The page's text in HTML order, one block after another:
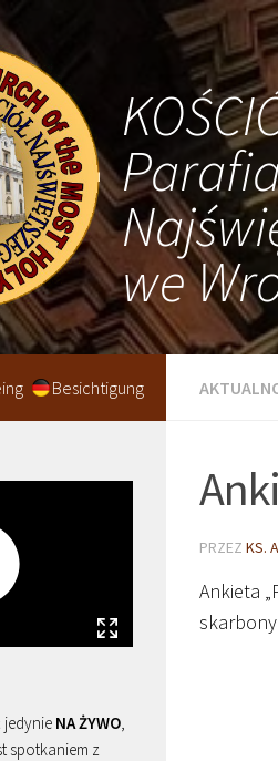
we
PRZEZ KS.
Ankieta
skarbony
Besichtigung
jedynie NA ŻYWO,
spotkaniem z